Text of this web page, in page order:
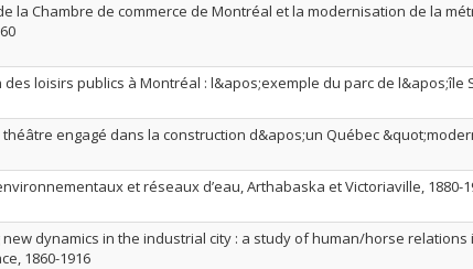
la Chambre de commerce de Montréal et la modernisation de la
des loisirs publics à Montréal : l&apos;exemple du parc de l&apos;île
engagé dans la construction d&apos;un Québec
et réseaux d’eau, Arthabaska et Victoriaville, 1880-
new dynamics in the industrial city : a study of human/horse
1860-1916